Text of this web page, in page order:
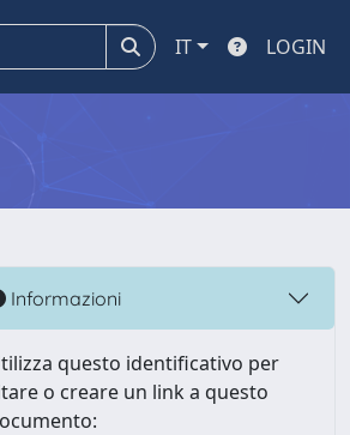
IT LOGIN
Informazioni
questo identificativo per
o creare un link a questo